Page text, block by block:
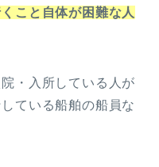
こと自体が困難な人
・入所している人が
ている船舶の船員な